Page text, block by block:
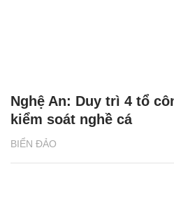
BIỂN ĐẢO
Nghệ An: Duy trì 4 tổ
kiểm soát nghề cá